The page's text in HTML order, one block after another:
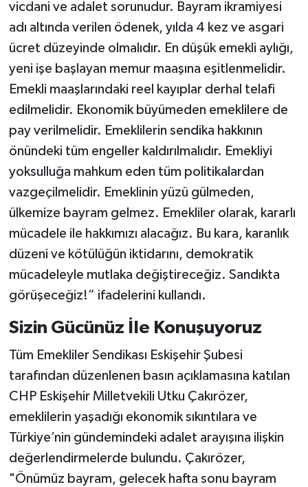
vicdani ve adalet sorunudur. Bayram ikramiyesi
adı altında verilen ödenek, yılda 4 kez ve asgari
ücret düzeyinde olmalıdır. En düşük emekli aylığı,
yeni işe başlayan memur maaşına eşitlenmelidir.
Emekli maaşlarındaki reel kayıplar derhal telafi
edilmelidir. Ekonomik büyümeden emeklilere de
pay verilmelidir. Emeklilerin sendika hakkının
önündeki tüm engeller kaldırılmalıdır. Emekliyi
yoksulluğa mahkum eden tüm politikalardan
vazgeçilmelidir. Emeklinin yüzü gülmeden,
ülkemize bayram gelmez. Emekliler olarak, kararlı
mücadele ile hakkımızı alacağız. Bu kara, karanlık
düzeni ve kötülüğün iktidarını, demokratik
mücadeleyle mutlaka değiştireceğiz. Sandıkta
görüşeceğiz!” ifadelerini kullandı.
Sizin Gücünüz İle Konuşuyoruz
​Tüm Emekliler Sendikası Eskişehir Şubesi
tarafından düzenlenen basın açıklamasına katılan
CHP Eskişehir Milletvekili Utku Çakırözer,
emeklilerin yaşadığı ekonomik sıkıntılara ve
Türkiye’nin gündemindeki adalet arayışına ilişkin
değerlendirmelerde bulundu. Çakırözer,
"Önümüz bayram, gelecek hafta sonu bayram